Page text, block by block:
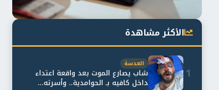
الأكثر مشاهدة
1
العدسة
شاب يصارع الموت بعد واقعة اعتداء
داخل كافيه بـ الحوامدية.. وأسرته...